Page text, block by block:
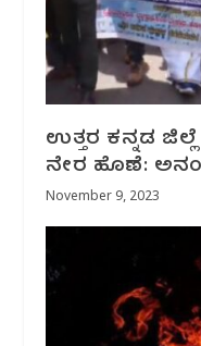
ಉತ್ತರ ಕನ್ನಡ
ನೇರ ಹೊಣೆ:
November 9, 2023